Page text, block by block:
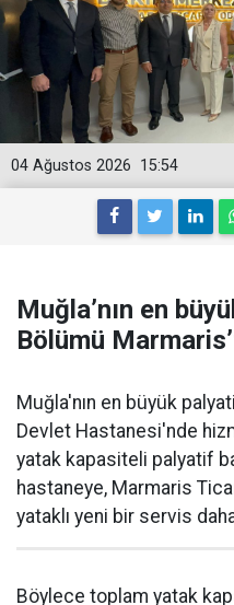
15:54
04 Ağustos 2026
Muğla’nın en
Bölümü
Muğla'nın en büyük
Devlet Hastanesi'nde
yatak kapasiteli palyatif
hastaneye, Marmaris
yataklı yeni bir servis daha
Böylece toplam yatak